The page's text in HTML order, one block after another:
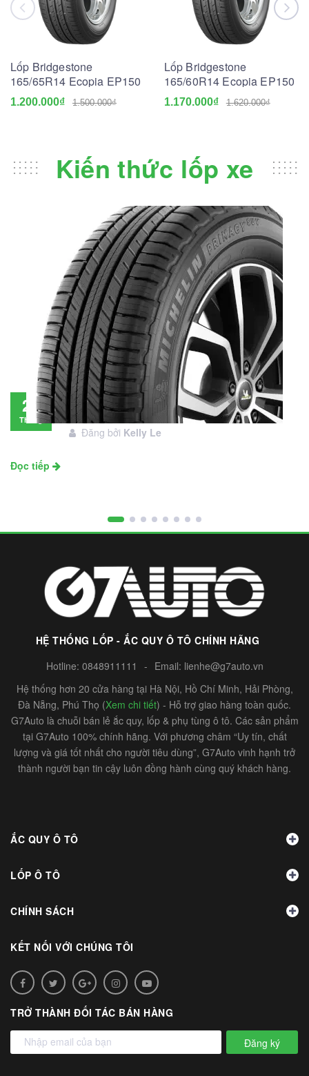
Lốp Bridgestone
165/65R14 Ecopia EP150
1.200.000₫ 1.500.000₫
Lốp Bridgestone
165/60R14 Ecopia EP150
1.170.000₫ 1.620.000₫
Kiến thức lốp xe
28
Tháng
Đánh giá lốp Michelin Primacy SUV: Đáng
đầu tư không?
Đăng bởi Kelly Le
Đọc tiếp
HỆ THỐNG LỐP - ẮC QUY Ô TÔ CHÍNH HÃNG
Hotline: 0848911111 - Email: lienhe@g7auto.vn
Hệ thống hơn 20 cửa hàng tại Hà Nội, Hồ Chí Minh, Hải Phòng,
Đà Nẵng, Phú Thọ (Xem chi tiết) - Hỗ trợ giao hàng toàn quốc.
G7Auto là chuỗi bán lẻ ắc quy, lốp & phụ tùng ô tô. Các sản phẩm
tại G7Auto 100% chính hãng. Với phương châm “Uy tín, chất
lượng và giá tốt nhất cho người tiêu dùng”, G7Auto vinh hạnh trở
thành người bạn tin cậy luôn đồng hành cùng quý khách hàng.
ẮC QUY Ô TÔ
LỐP Ô TÔ
CHÍNH SÁCH
KẾT NỐI VỚI CHÚNG TÔI
TRỞ THÀNH ĐỐI TÁC BÁN HÀNG
Đăng ký